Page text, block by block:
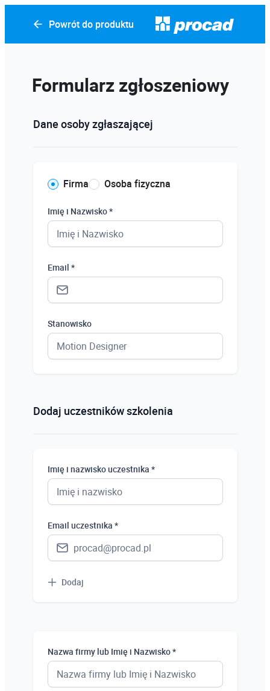
Powrót do produktu
Formularz zgłoszeniowy
Dane osoby zgłaszającej
Firma Osoba fizyczna
Imię i Nazwisko *
Email *
Stanowisko
Dodaj uczestników szkolenia
Imię i nazwisko uczestnika *
Email uczestnika *
Dodaj
Nazwa firmy lub Imię i Nazwisko *
Uczeń
Bezrobotny